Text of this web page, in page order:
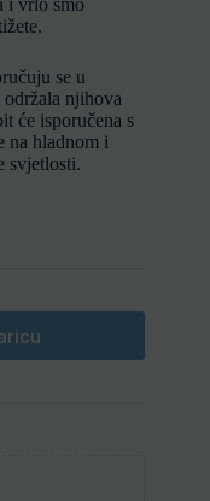
i vrlo smo
se u
njihova
će isporučena s
na hladnom i
svjetlosti.